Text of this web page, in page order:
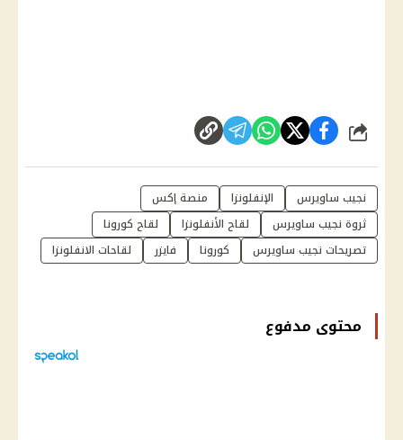
شارك
نجيب ساويرس الإنفلونزا
منصة إكس
ثروة نجيب ساويرس
لقاح الأنفلونزا
لقاح كورونا
تصريحات نجيب ساويرس
كورونا فايزر لقاحات الانفلونزا
محتوى مدفوع